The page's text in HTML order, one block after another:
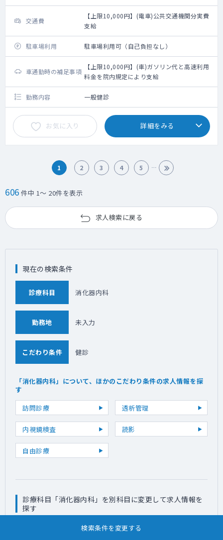
交通費
【上限10,000円】(電車)公共交通機関分実費
支給
駐車場利用 駐車場利用可（自己負担なし）
車通勤時の補足事項
【上限10,000円】(車)ガソリン代と高速利用
料金を院内規定により支給
勤務内容 一般健診
お気に入り 詳細をみる
1 2 3 4 5
606 件中 1～ 20件を表示
求人検索に戻る
検索条件を変更する
現在の検索条件
診療科目 消化器内科
勤務地 未入力
こだわり条件 健診
「消化器内科」について、ほかのこだわり条件の求人情報を探
す
訪問診療
透析管理
内視鏡検査 読影
自由診療
診療科目「消化器内科」を別科目に変更して求人情報を
探す